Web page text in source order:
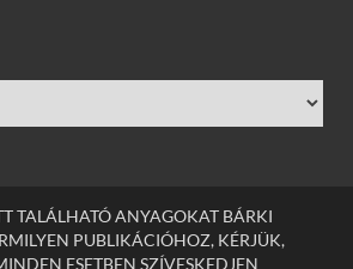
TALÁLHATÓ ANYAGOKAT BÁRKI
PUBLIKÁCIÓHOZ, KÉRJÜK,
ESETBEN SZÍVESKEDJEN